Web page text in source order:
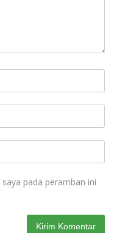
pada peramban ini